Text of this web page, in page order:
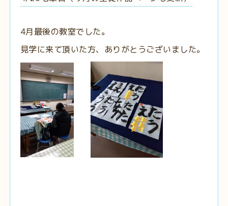
4月最後の教室でした。
見学に来て頂いた方、ありがとうございました。